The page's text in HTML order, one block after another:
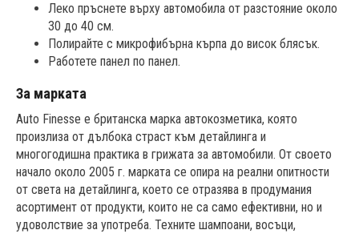
Леко пръснете върху автомобила от разстояние около
30 до 40 см.
Полирайте с микрофибърна кърпа до висок блясък.
Работете панел по панел.
За марката
Auto Finesse е британска марка автокозметика, която
произлиза от дълбока страст към детайлинга и
многогодишна практика в грижата за автомобили. От своето
начало около 2005 г. марката се опира на реални опитности
от света на детайлинга, което се отразява в продумания
асортимент от продукти, които не са само ефективни, но и
удоволствие за употреба. Техните шампоани, восъци,